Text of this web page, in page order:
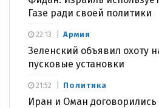
Газе ради своей политики
Армия
Зеленский объявил охоту
пусковые установки
22:13
Политика
Иран и Оман
21:52